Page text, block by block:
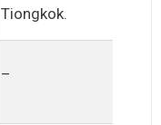
Tiongkok.
–